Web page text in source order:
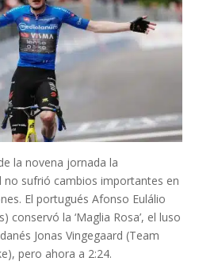
la novena jornada la
no sufrió cambios importantes en
El portugués Afonso Eulálio
conservó la ‘Maglia Rosa’, el luso
Jonas Vingegaard (Team
pero ahora a 2:24.